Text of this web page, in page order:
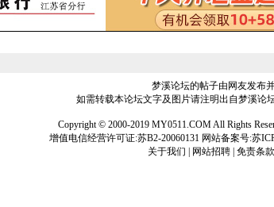
梦溪论坛的帖子由网友发布
如需转载本论坛文字及图片请注明出自梦溪论
Copyright © 2000-2019 MY0511.COM All Rights
增值电信经营许可证:苏B2-20060131 网站备案号:苏
关于我们
网站招聘 免责条款